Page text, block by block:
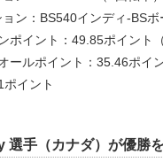
ン：BS540インディ-BSボ
ポイント：49.85ポイント
ールポイント：35.46ポイ
イント
選手（カナダ）が優勝